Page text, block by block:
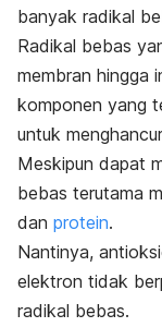
banyak radikal
Radikal bebas
membran hingga
komponen yang
untuk
Meskipun dapat
bebas terutama
dan protein.
Nantinya,
elektron tidak
radikal bebas.